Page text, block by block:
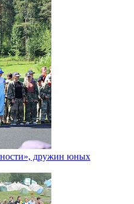
дружин юных